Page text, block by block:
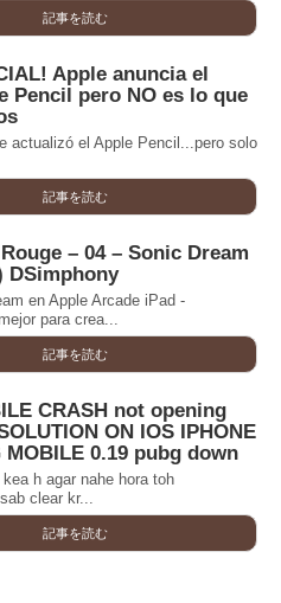
記事を読む
Apple anuncia el
Pencil pero NO es lo que
actualizó el Apple Pencil...pero solo
記事を読む
– 04 – Sonic Dream
DSimphony
en Apple Arcade iPad -
para crea...
記事を読む
CRASH not opening
ON IOS IPHONE
MOBILE 0.19 pubg down
h agar nahe hora toh
clear kr...
記事を読む